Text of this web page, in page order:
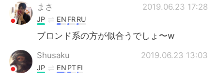
まさ 2019.06.23 17:28
JP EN FRRU
ブロンド系の方が似合うでしょ〜w
Shusaku 2019.06.23 13:03
JP EN PTFI